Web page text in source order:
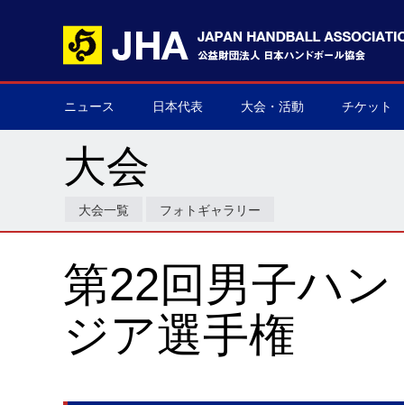
ニュース 日本代表 大会・活動 チケット
大会
大会一覧 フォトギャラリー
第22回男子ハ
ジア選手権